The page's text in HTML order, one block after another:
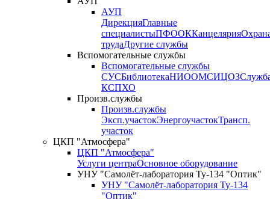
АУП
ДирекцияГлавные
специалистыПФООККанцелярия
трудаДругие службы
Вспомогательные службы
Вспомогательные службы
СУСБиблиотекаНИООМСИЦОЗ
КСПХО
Произв.службы
Произв.службы
Эксп.участокЭнергоучастокТрансп.
участок
ЦКП "Атмосфера"
ЦКП "Атмосфера"
Услуги центраОсновное оборудование
УНУ "Самолёт-лаборатория Ту-134 "Оптик"
УНУ "Самолёт-лаборатория Ту-134
"Оптик"